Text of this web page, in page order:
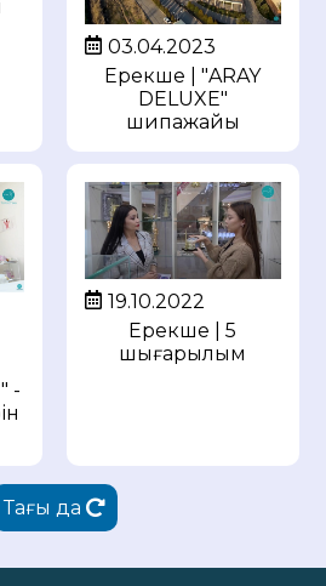
03.04.2023
Ерекше | "ARAY
DELUXE"
шипажайы
-
19.10.2022
Ерекше | 5
шығарылым
Тағы да